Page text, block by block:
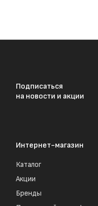
Подписаться
на новости и акции
Интернет-магазин
Каталог
Акции
Бренды